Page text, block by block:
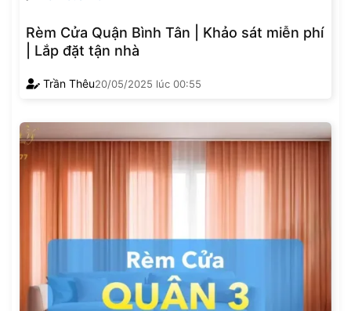
Rèm Cửa Quận Bình Tân | Khảo sát miễn phí
| Lắp đặt tận nhà
Trần Thêu20/05/2025 lúc 00:55